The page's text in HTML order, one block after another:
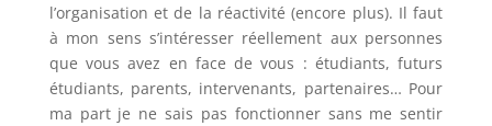
l’organisation et de la réactivité (encore plus). Il faut
à mon sens s’intéresser réellement aux personnes
que vous avez en face de vous : étudiants, futurs
étudiants, parents, intervenants, partenaires… Pour
ma part je ne sais pas fonctionner sans me sentir